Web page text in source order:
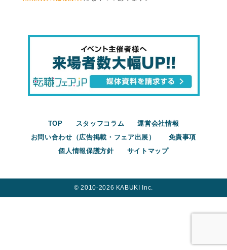
TOP スタッフコラム
運営会社情報
お問い合わせ（広告掲載・フェア出展）
免責事項
個人情報保護方針
サイトマップ
©︎ 2010-2026 KABUKI Inc.